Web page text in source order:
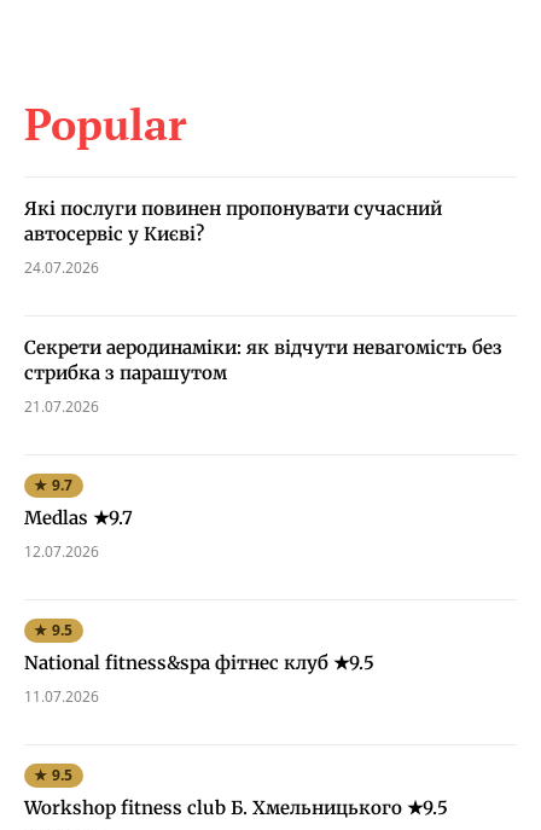
Popular
Які послуги повинен пропонувати сучасний
автосервіс у Києві?
24.07.2026
Секрети аеродинаміки: як відчути невагомість без
стрибка з парашутом
21.07.2026
★ 9.7
Medlas ★9.7
12.07.2026
★ 9.5
National fitness&spa фітнес клуб ★9.5
11.07.2026
★ 9.5
Workshop fitness club Б. Хмельницького ★9.5